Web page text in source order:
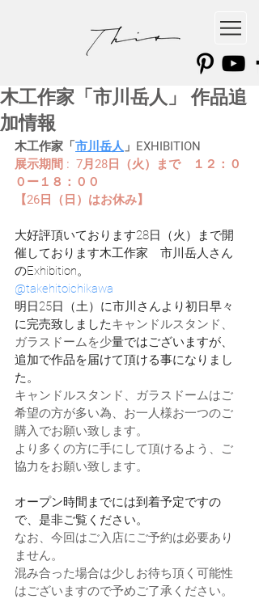
木工作家「市川岳人」 作品追
加情報
木工作家「市川岳人 」EXHIBITION
展示期間 : 7月28日（火）まで　１２：０
０ー１８：００
【26日（日）はお休み】
大好評頂いております28日（火）まで開
催しております木工作家　市川岳人さん
のExhibition。
@takehitoichikawa
明日25日（土）に市川さんより初日早々
に完売致しましたキャンドルスタンド、
ガラスドームを少量ではございますが、
追加で作品を届けて頂ける事になりまし
た。
キャンドルスタンド、ガラスドームはご
希望の方が多い為、お一人様お一つのご
購入でお願い致します。
より多くの方に手にして頂けるよう、ご
協力をお願い致します。
オープン時間までには到着予定ですの
で、是非ご覧ください。
なお、今回はご入店にご予約は必要あり
ません。
混み合った場合は少しお待ち頂く可能性
はございますので予めご了承ください。